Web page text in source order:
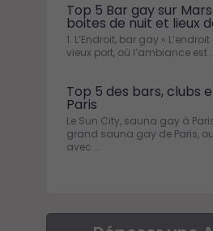
Top 5 Bar gay sur
boites de nuit et lieux
1. L’Endroit, bar gay «
vieux port, où l’ambiance est
Top 5 des bars, clubs
Paris
Le Sun City, sauna gay à
grand sauna gay de Paris,
avec ...